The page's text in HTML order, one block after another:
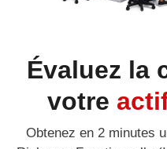
Évaluez la
votre
Obtenez en 2 minutes